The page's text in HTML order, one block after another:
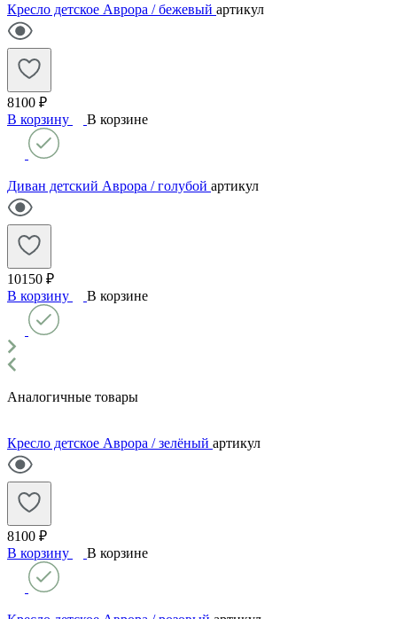
Кресло детское Аврора / бежевый артикул
8100 ₽
В корзину
В корзине
Диван детский Аврора / голубой артикул
10150 ₽
В корзину
В корзине
Аналогичные товары
Кресло детское Аврора / зелёный артикул
8100 ₽
В корзину
В корзине